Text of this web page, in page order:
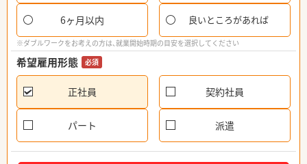
6ヶ月以内 良いところがあれば
※ダブルワークをお考えの方は、就業開始時期の目安を選択してください
希望雇用形態 必須
正社員 契約社員
パート 派遣